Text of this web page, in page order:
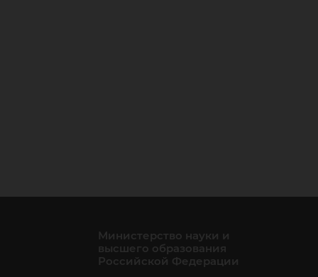
Министерство науки и
высшего образования
Российской Федерации